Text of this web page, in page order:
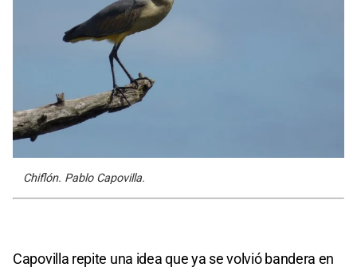
Chiflón. Pablo Capovilla.
Capovilla repite una idea que ya se volvió bandera en